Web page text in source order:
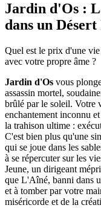
Jardin d'Os :
dans un
Quel est le prix d'une
avec votre propre âme ?
Jardin d'Os vous
assassin mortel,
brûlé par le soleil. Votre
enchantement inconnu
la trahison ultime :
C'est bien plus qu'une
qui se joue dans les
à se répercuter sur les
Jeune, un dirigeant
que L'Aîné, banni dans
et à tomber par votre
miséricorde et de la